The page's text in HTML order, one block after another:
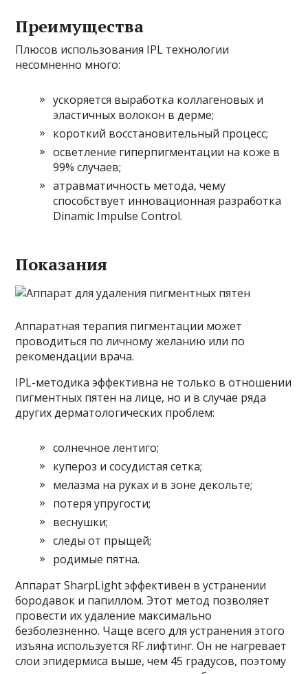
Преимущества
Плюсов использования IPL технологии
несомненно много:
ускоряется выработка коллагеновых и
эластичных волокон в дерме;
короткий восстановительный процесс;
осветление гиперпигментации на коже в
99% случаев;
атравматичность метода, чему
способствует инновационная разработка
Dinamic Impulse Control.
Показания
Аппаратная терапия пигментации может
проводиться по личному желанию или по
рекомендации врача.
IPL-методика эффективна не только в отношении
пигментных пятен на лице, но и в случае ряда
других дерматологических проблем:
солнечное лентиго;
купероз и сосудистая сетка;
мелазма на руках и в зоне декольте;
потеря упругости;
веснушки;
следы от прыщей;
родимые пятна.
Аппарат SharpLight эффективен в устранении
бородавок и папиллом. Этот метод позволяет
провести их удаление максимально
безболезненно. Чаще всего для устранения этого
изъяна используется RF лифтинг. Он не нагревает
слои эпидермиса выше, чем 45 градусов, поэтому